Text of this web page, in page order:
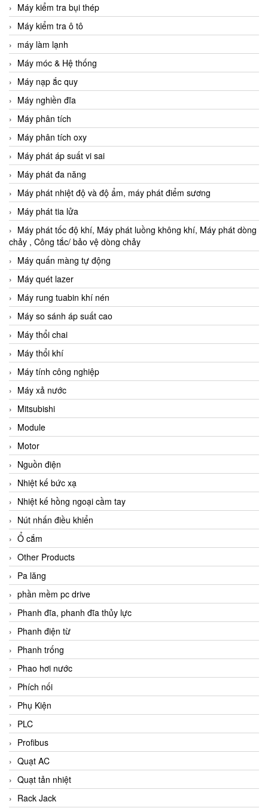
Máy kiểm tra bụi thép
Máy kiểm tra ô tô
máy làm lạnh
Máy móc & Hệ thống
Máy nạp ắc quy
Máy nghiền đĩa
Máy phân tích
Máy phân tích oxy
Máy phát áp suất vi sai
Máy phát đa năng
Máy phát nhiệt độ và độ ẩm, máy phát điểm sương
Máy phát tia lửa
Máy phát tốc độ khí, Máy phát luồng không khí, Máy phát dòng
chảy , Công tắc/ bảo vệ dòng chảy
Máy quấn màng tự động
Máy quét lazer
Máy rung tuabin khí nén
Máy so sánh áp suất cao
Máy thổi chai
Máy thổi khí
Máy tính công nghiệp
Máy xả nước
Mitsubishi
Module
Motor
Nguồn điện
Nhiệt kế bức xạ
Nhiệt kế hồng ngoại cầm tay
Nút nhấn điều khiển
Ổ cắm
Other Products
Pa lăng
phần mềm pc drive
Phanh đĩa, phanh đĩa thủy lực
Phanh điện từ
Phanh trống
Phao hơi nước
Phích nối
Phụ Kiện
PLC
Profibus
Quạt AC
Quạt tản nhiệt
Rack Jack